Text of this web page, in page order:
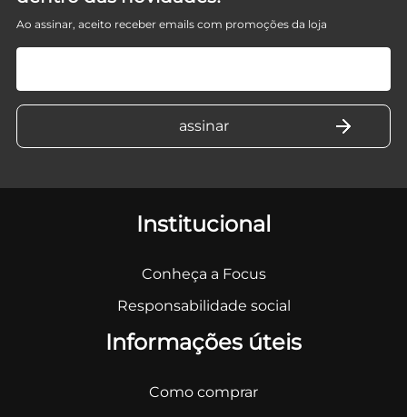
Ao assinar, aceito receber emails com promoções da loja
Institucional
Conheça a Focus
Responsabilidade social
Informações úteis
Como comprar